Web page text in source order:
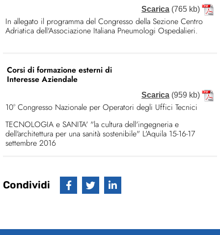
Scarica (765 kb)
In allegato il programma del Congresso della Sezione Centro
Adriatica dell'Associazione Italiana Pneumologi Ospedalieri.
Corsi di formazione esterni di
Interesse Aziendale
Scarica (959 kb)
10° Congresso Nazionale per Operatori degli Uffici Tecnici
TECNOLOGIA e SANITA' "la cultura dell'ingegneria e
dell'architettura per una sanità sostenibile" L'Aquila 15-16-17
settembre 2016
Condividi